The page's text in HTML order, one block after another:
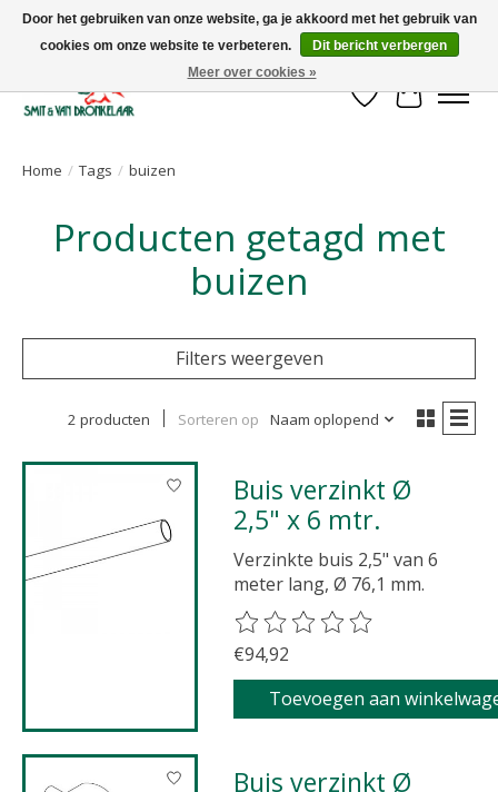
Uw leverancier voor stalinrichtingen en het opruwen van betonvloeren!
Verlanglijst
Home / Tags / buizen
Producten getagd met
buizen
Filters weergeven
2 producten Sorteren op Naam oplopend
Buis verzinkt Ø
2,5" x 6 mtr.
Verzinkte buis 2,5" van 6
meter lang, Ø 76,1 mm.
De beoordeling van dit
€94,92
Toevoegen aan
Buis verzinkt Ø
Door het gebruiken van onze website, ga je akkoord met het gebruik van
cookies om onze website te verbeteren.
Dit bericht verbergen
Meer over cookies »